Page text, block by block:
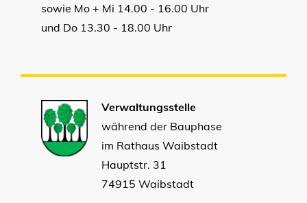
sowie Mo + Mi 14.00 - 16.00 Uhr
und Do 13.30 - 18.00 Uhr
Verwaltungsstelle
während der Bauphase
im Rathaus Waibstadt
Hauptstr. 31
74915 Waibstadt